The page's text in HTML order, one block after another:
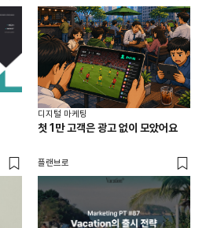
디지털 마케팅
첫 1만 고객은 광고 없이 모았어요
플랜브로